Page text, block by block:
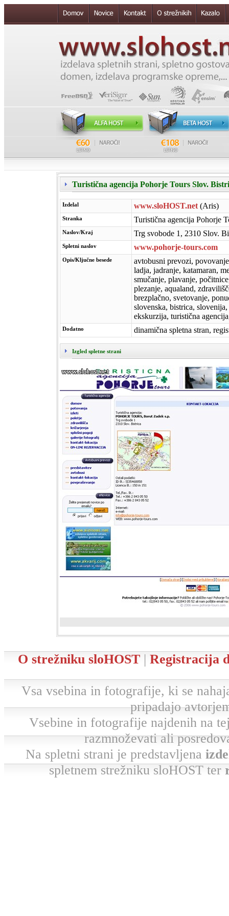
Turistična agencija Pohorje Tours Slov.
Izdelal www.sloHOST.net (Aris)
Stranka Turistična agencija Pohorje
Naslov/Kraj Trg svobode 1, 2310 Slov.
Spletni naslov www.pohorje-tours.com
Opis/Ključne besede
avtobusni prevozi,
ladja, jadranje, katamaran,
smučanje, plavanje,
plezanje, aqualand,
brezplačno, svetovanje,
slovenska, bistrica,
ekskurzija, turistična
Dodatno dinamična spletna stran,
Izgled spletne strani
O strežniku sloHOST| Registracija
Vsa vsebina in fotografije, ki se
pripadajo
Vsebine in fotografije najdenih na
razmnoževati ali
Na spletni strani je predstavljena
spletnem strežniku sloHOST ter